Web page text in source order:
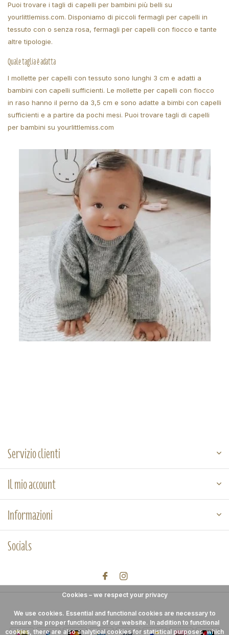
Puoi trovare i tagli di capelli per bambini più belli su
yourlittlemiss.com. Disponiamo di piccoli fermagli per capelli in
tessuto con o senza rosa, fermagli per capelli con fiocco e tante
altre tipologie.
Quale taglia è adatta
I mollette per capelli con tessuto sono lunghi 3 cm e adatti a
bambini con capelli sufficienti. Le mollette per capelli con fiocco
in raso hanno il perno da 3,5 cm e sono adatte a bimbi con capelli
sufficienti e a partire da pochi mesi. Puoi trovare tagli di capelli
per bambini su yourlittlemiss.com
Servizio clienti
Il mio account
Informazioni
Socials
Cookies – we respect your privacy
We use cookies. Essential and functional cookies are necessary to
ensure the proper functioning of our website. In addition to functional
cookies, there are also analytical cookies for statistical purposes, which